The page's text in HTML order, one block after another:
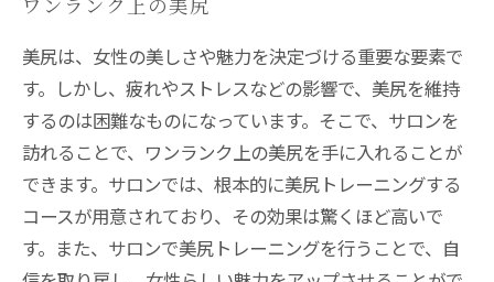
ワンランク上の美尻
美尻は、女性の美しさや魅力を決定づける重要な要素で
す。しかし、疲れやストレスなどの影響で、美尻を維持
するのは困難なものになっています。そこで、サロンを
訪れることで、ワンランク上の美尻を手に入れることが
できます。サロンでは、根本的に美尻トレーニングする
コースが用意されており、その効果は驚くほど高いで
す。また、サロンで美尻トレーニングを行うことで、自